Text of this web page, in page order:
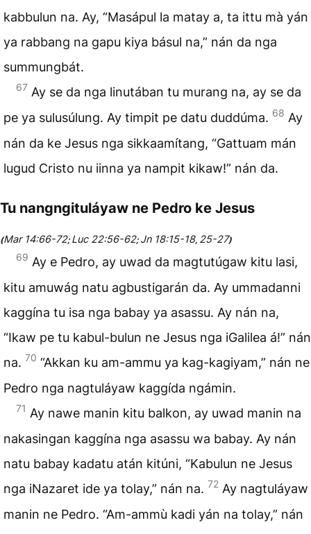
kabbulun na. Ay, “Masápul la matay a, ta ittu mà yán
ya rabbang na gapu kiya básul na,” nán da nga
summungbát.
67 Ay se da nga linutában tu murang na, ay se da
pe ya sulusúlung. Ay timpit pe datu duddúma. 68 Ay
nán da ke Jesus nga sikkaamítang, “Gattuam mán
lugud Cristo nu iinna ya nampit kikaw!” nán da.
Tu nangngituláyaw ne Pedro ke Jesus
(Mar 14:66-72;Luc 22:56-62;Jn 18:15-18, 25-27)
69 Ay e Pedro, ay uwad da magtutúgaw kitu lasi,
kitu amuwág natu agbustigarán da. Ay ummadanni
kaggína tu isa nga babay ya asassu. Ay nán na,
“Ikaw pe tu kabul-bulun ne Jesus nga iGalilea á!” nán
na. 70 “Akkan ku am-ammu ya kag-kagiyam,” nán ne
Pedro nga nagtuláyaw kaggída ngámin.
71 Ay nawe manin kitu balkon, ay uwad manin na
nakasingan kaggína nga asassu wa babay. Ay nán
natu babay kadatu atán kitúni, “Kabulun ne Jesus
nga iNazaret ide ya tolay,” nán na. 72 Ay nagtuláyaw
manin ne Pedro. “Am-ammù kadi yán na tolay,” nán